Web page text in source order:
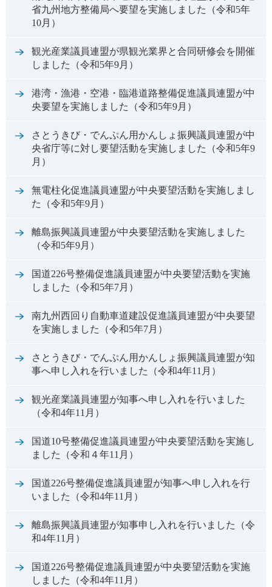
省九州地方整備局へ要望を実施しました（令和5年
10月）
観光産業議員連盟が県観光業界と合同研修会を開催
しました（令和5年9月）
港湾・漁港・空港・臨港道路整備促進議員連盟が中
央要望を実施しました（令和5年9月）
さとうきび・でんぷん用かんしょ振興議員連盟が中
央省庁等に対し要望活動を実施しました（令和5年9
月）
無電柱化促進議員連盟が中央要望活動を実施しまし
た（令和5年9月）
離島振興議員連盟が中央要望活動を実施しました
（令和5年9月）
国道226号整備促進議員連盟が中央要望活動を実施
しました（令和5年7月）
南九州西回り自動車道建設促進議員連盟が中央要望
を実施しました（令和5年7月）
さとうきび・でんぷん用かんしょ振興議員連盟が知
事へ申し入れを行いました（令和4年11月）
観光産業議員連盟が知事へ申し入れを行いました
（令和4年11月）
国道10号整備促進議員連盟が中央要望活動を実施し
ました（令和４年11月）
国道226号整備促進議員連盟が知事へ申し入れを行
いました（令和4年11月）
離島振興議員連盟が知事申し入れを行いました（令
和4年11月）
国道226号整備促進議員連盟が中央要望活動を実施
しました（令和4年11月）